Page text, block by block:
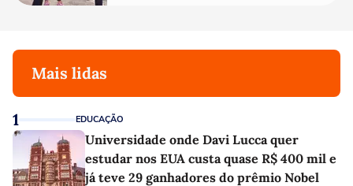
Mais lidas
1 EDUCAÇÃO
Universidade onde Davi Lucca quer
estudar nos EUA custa quase R$ 400 mil e
já teve 29 ganhadores do prêmio Nobel